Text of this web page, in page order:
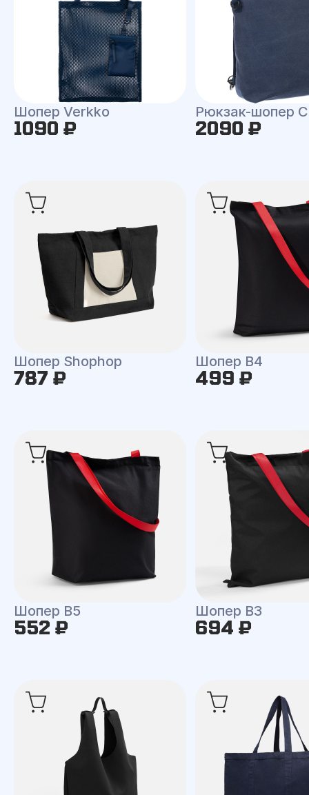
Шопер Verkko
1090 ₽
Рюкзак-шопер
2090 ₽
Шопер Shophop
787 ₽
Шопер B4
499 ₽
Шопер B5
552 ₽
Шопер B3
694 ₽